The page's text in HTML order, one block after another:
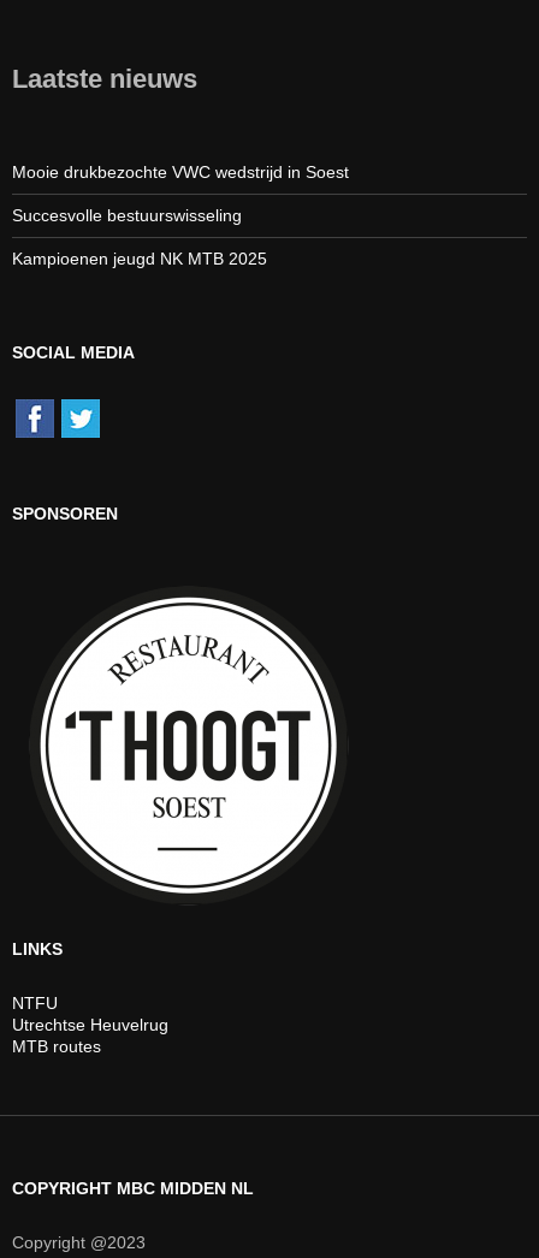
Laatste nieuws
Mooie drukbezochte VWC wedstrijd in Soest
Succesvolle bestuurswisseling
Kampioenen jeugd NK MTB 2025
SOCIAL MEDIA
SPONSOREN
LINKS
NTFU
Utrechtse Heuvelrug
MTB routes
COPYRIGHT MBC MIDDEN NL
Copyright @2023